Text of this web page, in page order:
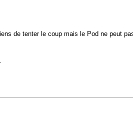
de tenter le coup mais le Pod ne peut